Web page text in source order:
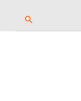
search